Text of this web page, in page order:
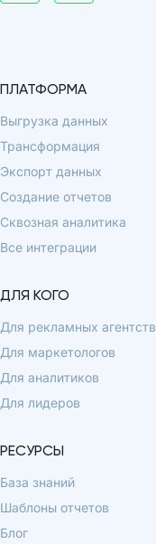
ПЛАТФОРМА
Выгрузка данных
Трансформация
Экспорт данных
Создание отчетов
Сквозная аналитика
Все интеграции
ДЛЯ КОГО
Для рекламных агентств
Для маркетологов
Для аналитиков
Для лидеров
РЕСУРСЫ
База знаний
Шаблоны отчетов
Блог